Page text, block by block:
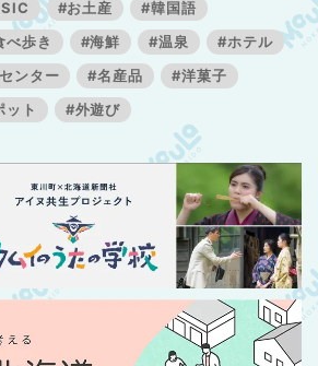
#お土産
#韓国語
べ歩き #海鮮 #温泉
#ホテル
ンター
#名産品
#洋菓子
ット #外遊び